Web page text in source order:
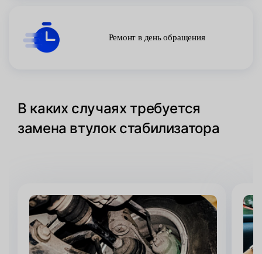
Ремонт в день обращения
В каких случаях требуется
замена втулок стабилизатора